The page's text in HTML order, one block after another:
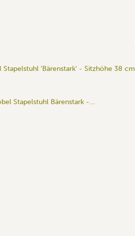
Stapelstuhl 'Bärenstark' - Sitzhöhe 38 cm